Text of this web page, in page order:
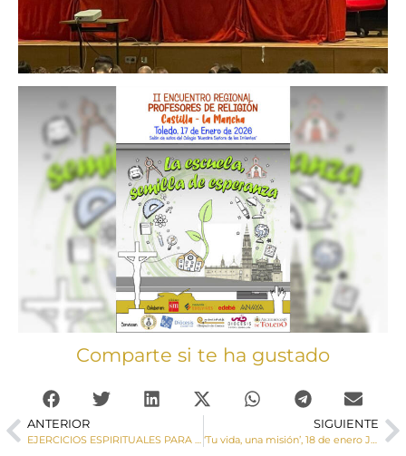
Comparte si te ha gustado
ANTERIOR
EJERCICIOS ESPIRITUALES PARA SACERDOTES (19-23 de enero, 2026)
SIGUIENTE
‘Tu vida, una misión’, 18 de enero Jornada de la Infancia Misionera 2026